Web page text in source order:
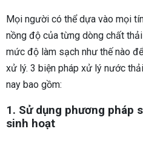
Mọi người có thể dựa vào mọi
nồng độ của từng dòng chất
mức độ làm sạch như thế nào
xử lý. 3 biện pháp xử lý nước
nay bao gồm:
1. Sử dụng phương pháp
sinh hoạt